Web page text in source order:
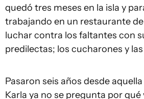
quedó tres meses en la isla y
trabajando en un restaurante de
luchar contra los faltantes con
predilectas; los cucharones y
Pasaron seis años desde
Karla ya no se pregunta por qué